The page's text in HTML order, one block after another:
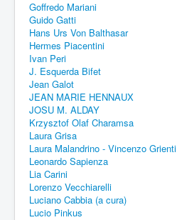
Goffredo Mariani
Guido Gatti
Hans Urs Von Balthasar
Hermes Piacentini
Ivan Peri
J. Esquerda Bifet
Jean Galot
JEAN MARIE HENNAUX
JOSU M. ALDAY
Krzysztof Olaf Charamsa
Laura Grisa
Laura Malandrino - Vincenzo Grienti
Leonardo Sapienza
Lia Carini
Lorenzo Vecchiarelli
Luciano Cabbia (a cura)
Lucio Pinkus